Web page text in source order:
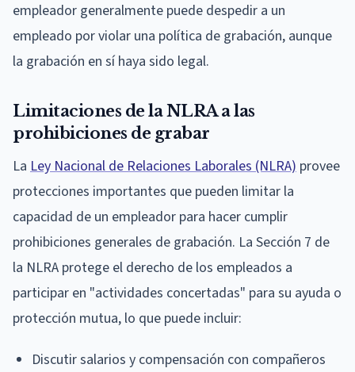
empleador generalmente puede despedir a un
empleado por violar una política de grabación, aunque
la grabación en sí haya sido legal.
Limitaciones de la NLRA a las
prohibiciones de grabar
La Ley Nacional de Relaciones Laborales (NLRA) provee
protecciones importantes que pueden limitar la
capacidad de un empleador para hacer cumplir
prohibiciones generales de grabación. La Sección 7 de
la NLRA protege el derecho de los empleados a
participar en "actividades concertadas" para su ayuda o
protección mutua, lo que puede incluir:
Discutir salarios y compensación con compañeros